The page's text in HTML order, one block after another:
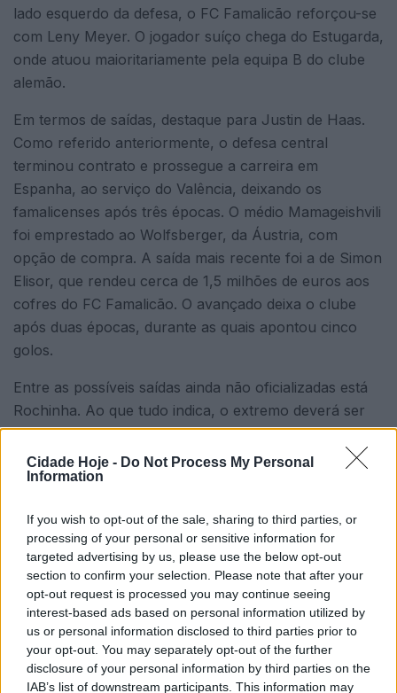
Cidade Hoje - Do Not Process My Personal
Information
If you wish to opt-out of the sale, sharing to third parties, or
processing of your personal or sensitive information for
targeted advertising by us, please use the below opt-out
section to confirm your selection. Please note that after your
opt-out request is processed you may continue seeing
interest-based ads based on personal information utilized by
us or personal information disclosed to third parties prior to
your opt-out. You may separately opt-out of the further
disclosure of your personal information by third parties on the
IAB’s list of downstream participants. This information may
lado esquerdo da defesa, o FC Famalicão reforçou-se
com Leny Meyer. O jogador suíço chega do Estugarda,
onde atuou maioritariamente pela equipa B do clube
alemão.
Em termos de saídas, destaque para Justin de Haas.
Como referido anteriormente, o defesa central
terminou contrato e prossegue a carreira em
Espanha, ao serviço do Valência, deixando os
famalicenses após três épocas. O médio Mamageishvili
foi emprestado ao Wolfsberger, da Áustria, com
opção de compra. A saída mais recente foi a de Simon
Elisor, que rendeu cerca de 1,5 milhões de euros aos
cofres do FC Famalicão. O avançado deixa o clube
após duas épocas, durante as quais apontou cinco
golos.
Entre as possíveis saídas ainda não oficializadas está
Rochinha. Ao que tudo indica, o extremo deverá ser
transferido, tendo já recebido várias abordagens.
Apesar de ainda ter mais um ano de contrato,
dificilmente o cumprirá, depois de, na época passada,
deverá deixar o clube, uma vez que tudo indica que
não renovará contrato, não se apresentando, por
isso, no arranque dos trabalhos da equipa. Depois de
ter sido uma das peças-chave no xadrez de Hugo
Oliveira, o lateral deverá prosseguir a carreira no
estrangeiro.
No início dos trabalhos deverão integrar a equipa